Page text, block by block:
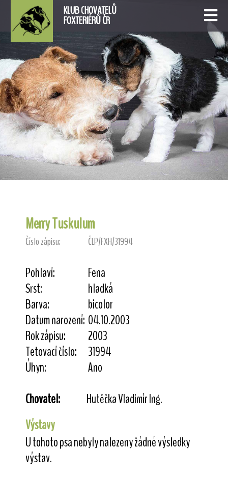
KLUB CHOVATELŮ
FOXTERIÉRŮ ČR
Merry Tuskulum
Číslo zápisu: ČLP/FXH/31994
Pohlaví:
Fena
Srst:
hladká
Barva:
bicolor
Datum narození: 04.10.2003
Rok zápisu:
2003
Tetovací číslo:
31994
Úhyn:
Ano
Chovatel:
Hutěčka Vladimír Ing.
Výstavy
U tohoto psa nebyly nalezeny žádné výsledky
výstav.